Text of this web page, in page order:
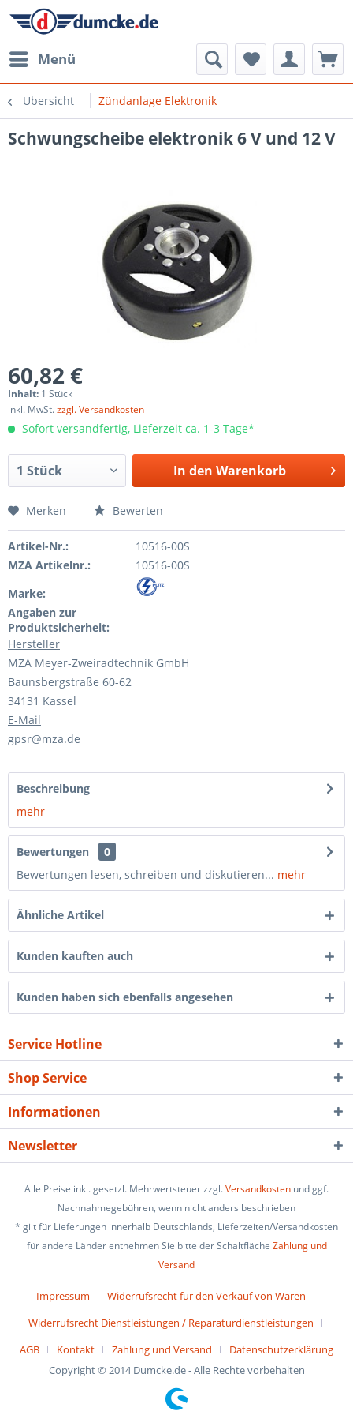
Menü
Übersicht Zündanlage Elektronik
Schwungscheibe elektronik 6 V und 12 V
60,82 €
Inhalt: 1 Stück
inkl. MwSt.zzgl. Versandkosten
Sofort versandfertig, Lieferzeit ca. 1-3 Tage*
In den Warenkorb
Merken Bewerten
Artikel-Nr.:
10516-00S
MZA Artikelnr.:
10516-00S
Marke:
Angaben zur
Produktsicherheit:
Hersteller
MZA Meyer-Zweiradtechnik GmbH
Baunsbergstraße 60-62
34131 Kassel
E-Mail
gpsr@mza.de
Beschreibung
mehr
Bewertungen
0
Bewertungen lesen, schreiben und diskutieren... mehr
Ähnliche Artikel
Kunden kauften auch
Kunden haben sich ebenfalls angesehen
Service Hotline
Shop Service
Informationen
Newsletter
Alle Preise inkl. gesetzl. Mehrwertsteuer zzgl.Versandkosten und ggf.
Nachnahmegebühren, wenn nicht anders beschrieben
* gilt für Lieferungen innerhalb Deutschlands, Lieferzeiten/Versandkosten
für andere Länder entnehmen Sie bitte der Schaltfläche Zahlung und
Versand
Impressum
Widerrufsrecht für den Verkauf von Waren
Widerrufsrecht Dienstleistungen / Reparaturdienstleistungen
AGB
Kontakt Zahlung und Versand
Datenschutzerklärung
Copyright © 2014 Dumcke.de - Alle Rechte vorbehalten